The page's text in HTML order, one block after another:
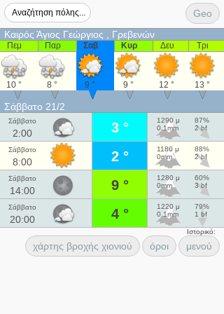
Geo
Καιρός Άγιος Γεώργιος , Γρεβενών
Πεμ
10 °
Παρ
8 °
Σαβ
9 °
Κυρ
9 °
Δευ
12 °
Τρι
13 °
Σάββατο 21/2
Σάββατο
2:00 3 °
1290 μ
0.1mm
87%
2 bf
Σάββατο
8:00 2 °
1180 μ
0mm
88%
2 bf
Σάββατο
14:00 9 °
1280 μ
0mm
60%
3 bf
Σάββατο
20:00 4 °
1220 μ
0.1mm
79%
1 bf
Ιστορικό:
χάρτης βροχής χιονιού όροι μενού